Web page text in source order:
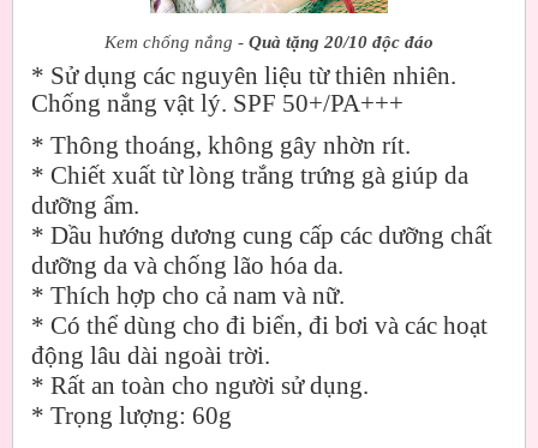
Kem chống nắng - Quà tặng 20/10 độc đáo
* Sử dụng các nguyên liệu từ thiên nhiên.
Chống nắng vật lý. SPF 50+/PA+++
* Thông thoáng, không gây nhờn rít.
* Chiết xuất từ lòng trắng trứng gà giúp da
dưỡng ẩm.
* Dầu hướng dương cung cấp các dưỡng chất
dưỡng da và chống lão hóa da.
* Thích hợp cho cả nam và nữ.
* Có thể dùng cho đi biển, đi bơi và các hoạt
động lâu dài ngoài trời.
* Rất an toàn cho người sử dụng.
* Trọng lượng: 60g